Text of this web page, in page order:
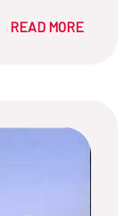
READ MORE